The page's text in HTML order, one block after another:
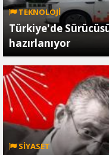
TEKNOLOJİ
Türkiye'de
hazırlanıyor
SİYASET